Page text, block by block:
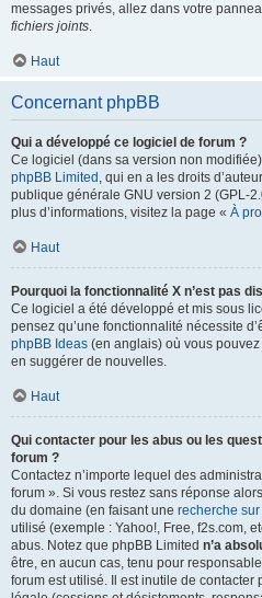
messages privés, allez dans votre
fichiers joints.
Haut
Concernant phpBB
Qui a développé ce logiciel de forum ?
Ce logiciel (dans sa version non
phpBB Limited , qui en a les droits
publique générale GNU version 2 (GPL-
plus d’informations, visitez la page « À
Haut
Pourquoi la fonctionnalité X n’est pas
Ce logiciel a été développé et mis sous
pensez qu’une fonctionnalité nécessite
phpBB Ideas (en anglais) où vous
en suggérer de nouvelles.
Haut
Qui contacter pour les abus ou les
forum ?
Contactez n’importe lequel des
forum ». Si vous restez sans réponse
du domaine (en faisant une recherche
utilisé (exemple : Yahoo!, Free, f2s.com,
abus. Notez que phpBB Limited n’a
être, en aucun cas, tenu pour
forum est utilisé. Il est inutile de